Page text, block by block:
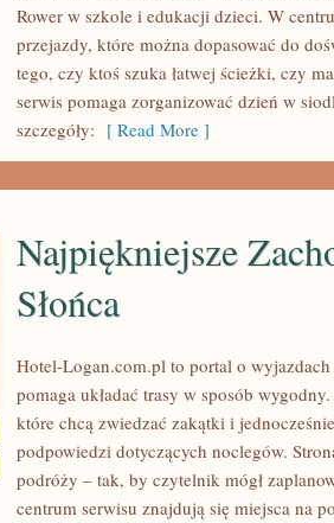
Rower w szkole i edukacji dzieci. W
przejazdy, które można dopasować do
tego, czy ktoś szuka łatwej ścieżki, czy
serwis pomaga zorganizować dzień w
szczegóły: [ Read More ]
NAJPIĘKNIEJSZE
ZACHODY
Najpiękniejsze
Słońca
Hotel-Logan.com.pl to portal o
pomaga układać trasy w sposób
które chcą zwiedzać zakątki i
podpowiedzi dotyczących noclegów.
podróży – tak, by czytelnik mógł
centrum serwisu znajdują się miejsca na